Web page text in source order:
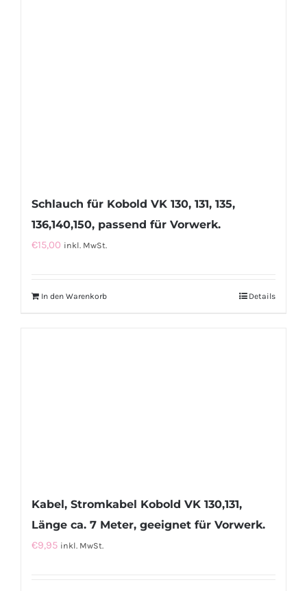
Schlauch für Kobold VK 130, 131, 135,
136,140,150, passend für Vorwerk.
€15,00 inkl. MwSt.
In den Warenkorb Details
Kabel, Stromkabel Kobold VK 130,131,
Länge ca. 7 Meter, geeignet für Vorwerk.
€9,95 inkl. MwSt.